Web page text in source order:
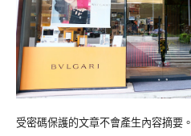
受密碼保護的文章不會產生內容摘要。